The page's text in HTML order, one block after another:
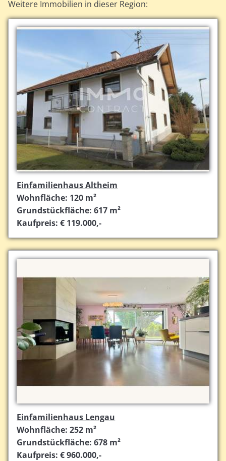
Weitere Immobilien in dieser Region:
Einfamilienhaus Altheim
Wohnfläche: 120 m²
Grundstückfläche: 617 m²
Kaufpreis: € 119.000,-
Einfamilienhaus Lengau
Wohnfläche: 252 m²
Grundstückfläche: 678 m²
Kaufpreis: € 960.000,-